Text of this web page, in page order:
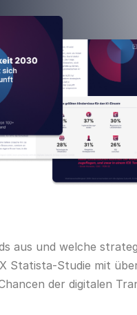
aus und welche
Statista-Studie mit
der digitalen